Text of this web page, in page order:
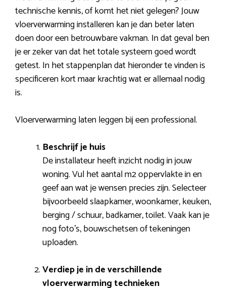
technische kennis, of komt het niet gelegen? Jouw
vloerverwarming installeren kan je dan beter laten
doen door een betrouwbare vakman. In dat geval ben
je er zeker van dat het totale systeem goed wordt
getest. In het stappenplan dat hieronder te vinden is
specificeren kort maar krachtig wat er allemaal nodig
is.
Vloerverwarming laten leggen bij een professional.
Beschrijf je huis
De installateur heeft inzicht nodig in jouw
woning. Vul het aantal m2 oppervlakte in en
geef aan wat je wensen precies zijn. Selecteer
bijvoorbeeld slaapkamer, woonkamer, keuken,
berging / schuur, badkamer, toilet. Vaak kan je
nog foto’s, bouwschetsen of tekeningen
uploaden.
Verdiep je in de verschillende
vloerverwarming technieken